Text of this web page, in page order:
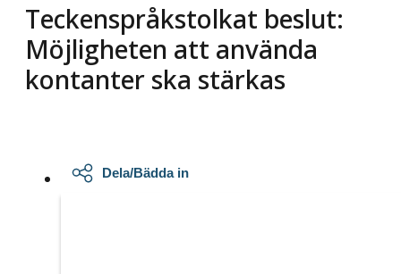
Teckenspråkstolkat beslut:
Möjligheten att använda
kontanter ska stärkas
Dela/Bädda in